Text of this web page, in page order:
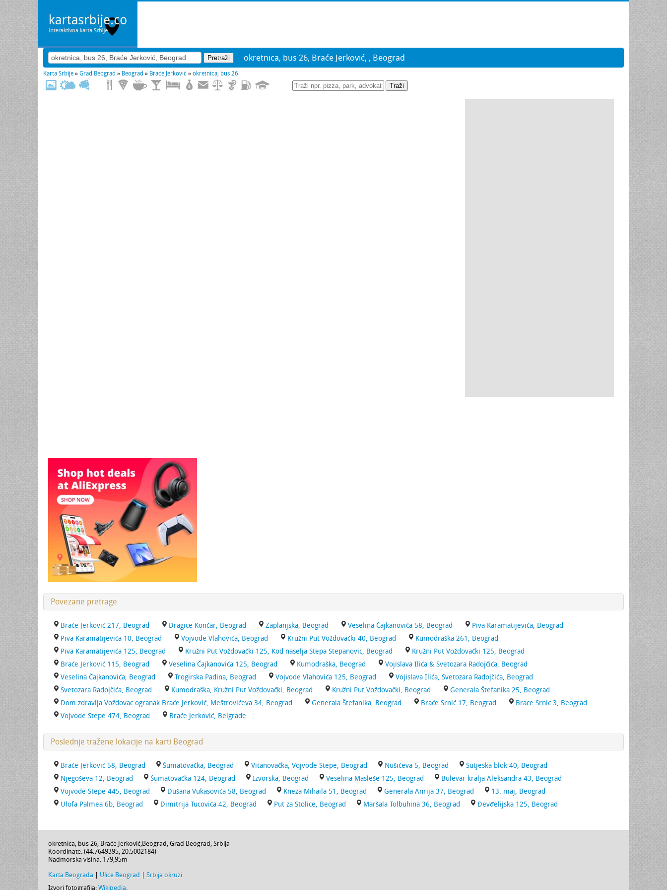
okretnica, bus 26, Braće Jerković, , Beograd
Karta Srbije » Grad Beograd » Beograd » Braće Jerković » okretnica, bus 26
Traži
Povezane pretrage
Braće Jerković 217, Beograd Dragice Končar, Beograd Zaplanjska, Beograd Veselina Čajkanovića 58, Beograd
Piva Karamatijevića, Beograd
Piva Karamatijevića 10, Beograd
Vojvode Vlahovića, Beograd Kružni Put Voždovački 40, Beograd
Kumodraška 261, Beograd
Piva Karamatijevića 125, Beograd
Kružni Put Voždovački 125, Kod naselja Stepa Stepanovic, Beograd
Kružni Put Voždovački 125, Beograd
Braće Jerković 115, Beograd
Veselina Čajkanovića 125, Beograd Kumodraška, Beograd
Vojislava Ilića & Svetozara Radojčića, Beograd
Veselina Čajkanovića, Beograd
Trogirska Padina, Beograd Vojvode Vlahovića 125, Beograd
Vojislava Ilića, Svetozara Radojčića, Beograd
Svetozara Radojčića, Beograd
Kumodraška, Kružni Put Voždovački, Beograd Kružni Put Voždovački, Beograd
Generala Štefanika 25, Beograd
Dom zdravlja Voždovac ogranak Braće Jerković, Meštrovićeva 34, Beograd
Generala Štefanika, Beograd Braće Srnić 17, Beograd
Brace Srnic 3, Beograd
Vojvode Stepe 474, Beograd
Braće Jerković, Belgrade
Poslednje tražene lokacije na karti Beograd
Braće Jerković 58, Beograd Šumatovačka, Beograd Vitanovačka, Vojvode Stepe, Beograd Nušićeva 5, Beograd
Sutjeska blok 40, Beograd
Njegoševa 12, Beograd
Šumatovačka 124, Beograd Izvorska, Beograd Veselina Masleše 125, Beograd
Bulevar kralja Aleksandra 43, Beograd
Vojvode Stepe 445, Beograd
Dušana Vukasovića 58, Beograd Kneza Mihaila 51, Beograd Generala Anrija 37, Beograd
13. maj, Beograd
Ulofa Palmea 6b, Beograd
Dimitrija Tucovića 42, Beograd Put za Stolice, Beograd Maršala Tolbuhina 36, Beograd Đevđelijska 125, Beograd
okretnica, bus 26, Braće Jerković,Beograd, Grad Beograd, Srbija
Koordinate: (44.7649395, 20.5002184)
Nadmorska visina: 179,95m
Karta Beograda Ulice Beograd
Srbija okruzi
Izvori fotografija: Wikipedia.